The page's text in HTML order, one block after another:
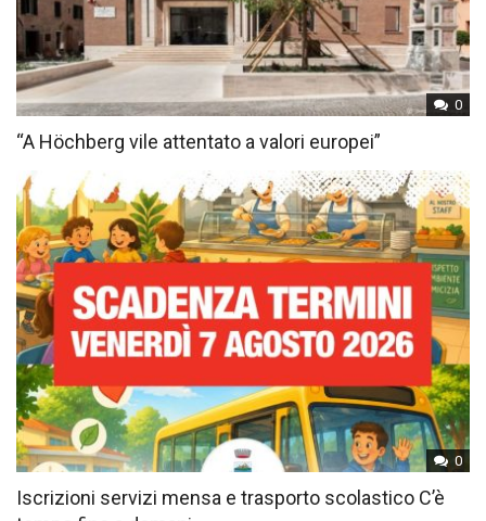
0
“A Höchberg vile attentato a valori europei”
0
Iscrizioni servizi mensa e trasporto scolastico C’è